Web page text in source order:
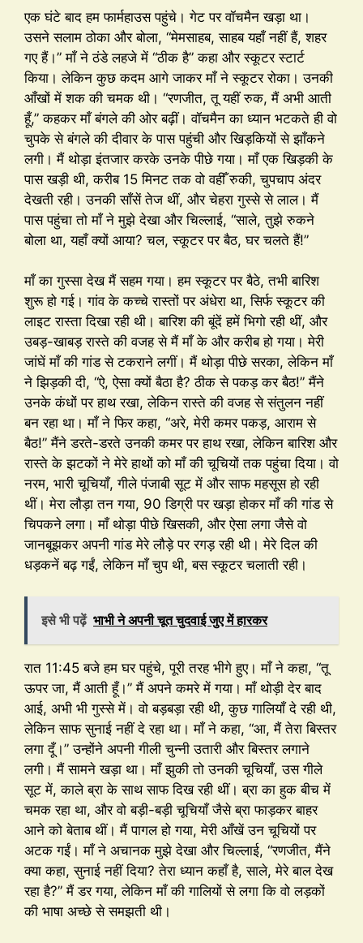
एक घंटे बाद हम फार्महाउस पहुंचे। गेट पर वॉचमैन खड़ा था।
उसने सलाम ठोका और बोला, “मेमसाहब, साहब यहाँ नहीं हैं, शहर
गए हैं।” माँ ने ठंडे लहजे में “ठीक है” कहा और स्कूटर स्टार्ट
किया। लेकिन कुछ कदम आगे जाकर माँ ने स्कूटर रोका। उनकी
आँखों में शक की चमक थी। “रणजीत, तू यहीं रुक, मैं अभी आती
हूँ,” कहकर माँ बंगले की ओर बढ़ीं। वॉचमैन का ध्यान भटकते ही वो
चुपके से बंगले की दीवार के पास पहुंची और खिड़कियों से झाँकने
लगी। मैं थोड़ा इंतजार करके उनके पीछे गया। माँ एक खिड़की के
पास खड़ी थी, करीब 15 मिनट तक वो वहीँ रुकी, चुपचाप अंदर
देखती रही। उनकी साँसें तेज थीं, और चेहरा गुस्से से लाल। मैं
पास पहुंचा तो माँ ने मुझे देखा और चिल्लाई, “साले, तुझे रुकने
बोला था, यहाँ क्यों आया? चल, स्कूटर पर बैठ, घर चलते हैं!”
माँ का गुस्सा देख मैं सहम गया। हम स्कूटर पर बैठे, तभी बारिश
शुरू हो गई। गांव के कच्चे रास्तों पर अंधेरा था, सिर्फ स्कूटर की
लाइट रास्ता दिखा रही थी। बारिश की बूंदें हमें भिगो रही थीं, और
उबड़-खाबड़ रास्ते की वजह से मैं माँ के और करीब हो गया। मेरी
जांघें माँ की गांड से टकराने लगीं। मैं थोड़ा पीछे सरका, लेकिन माँ
ने झिड़की दी, “ऐ, ऐसा क्यों बैठा है? ठीक से पकड़ कर बैठ!” मैंने
उनके कंधों पर हाथ रखा, लेकिन रास्ते की वजह से संतुलन नहीं
बन रहा था। माँ ने फिर कहा, “अरे, मेरी कमर पकड़, आराम से
बैठ!” मैंने डरते-डरते उनकी कमर पर हाथ रखा, लेकिन बारिश और
रास्ते के झटकों ने मेरे हाथों को माँ की चूचियों तक पहुंचा दिया। वो
नरम, भारी चूचियाँ, गीले पंजाबी सूट में और साफ महसूस हो रही
थीं। मेरा लौड़ा तन गया, 90 डिग्री पर खड़ा होकर माँ की गांड से
चिपकने लगा। माँ थोड़ा पीछे खिसकी, और ऐसा लगा जैसे वो
जानबूझकर अपनी गांड मेरे लौड़े पर रगड़ रही थी। मेरे दिल की
धड़कनें बढ़ गईं, लेकिन माँ चुप थी, बस स्कूटर चलाती रही।
इसे भी पढ़ें भाभी ने अपनी चूत चुदवाई जुए में हारकर
रात 11:45 बजे हम घर पहुंचे, पूरी तरह भीगे हुए। माँ ने कहा, “तू
ऊपर जा, मैं आती हूँ।” मैं अपने कमरे में गया। माँ थोड़ी देर बाद
आई, अभी भी गुस्से में। वो बड़बड़ा रही थी, कुछ गालियाँ दे रही थी,
लेकिन साफ सुनाई नहीं दे रहा था। माँ ने कहा, “आ, मैं तेरा बिस्तर
लगा दूँ।” उन्होंने अपनी गीली चुन्नी उतारी और बिस्तर लगाने
लगी। मैं सामने खड़ा था। माँ झुकी तो उनकी चूचियाँ, उस गीले
सूट में, काले ब्रा के साथ साफ दिख रही थीं। ब्रा का हुक बीच में
चमक रहा था, और वो बड़ी-बड़ी चूचियाँ जैसे ब्रा फाड़कर बाहर
आने को बेताब थीं। मैं पागल हो गया, मेरी आँखें उन चूचियों पर
अटक गईं। माँ ने अचानक मुझे देखा और चिल्लाई, “रणजीत, मैंने
क्या कहा, सुनाई नहीं दिया? तेरा ध्यान कहाँ है, साले, मेरे बाल देख
रहा है?” मैं डर गया, लेकिन माँ की गालियों से लगा कि वो लड़कों
की भाषा अच्छे से समझती थी।